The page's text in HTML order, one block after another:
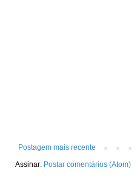
Postagem mais recente
Assinar: Postar comentários (Atom)